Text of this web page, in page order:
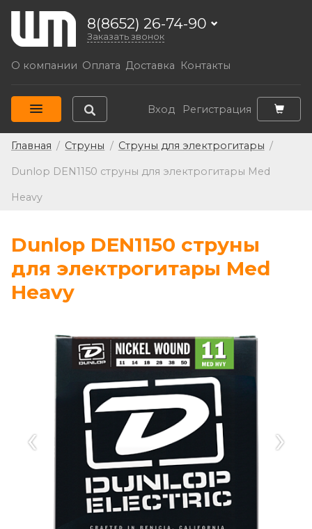
8(8652) 26-74-90
Заказать звонок
О компании Оплата Доставка Контакты
Вход Регистрация
Главная / Струны / Струны для электрогитары /
Dunlop DEN1150 струны для электрогитары Med
Heavy
Dunlop DEN1150 струны
для электрогитары Med
Heavy
‹ ›